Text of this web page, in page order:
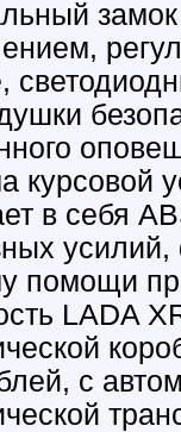
курсовой
в себя
усилий,
помощи
LADA
с